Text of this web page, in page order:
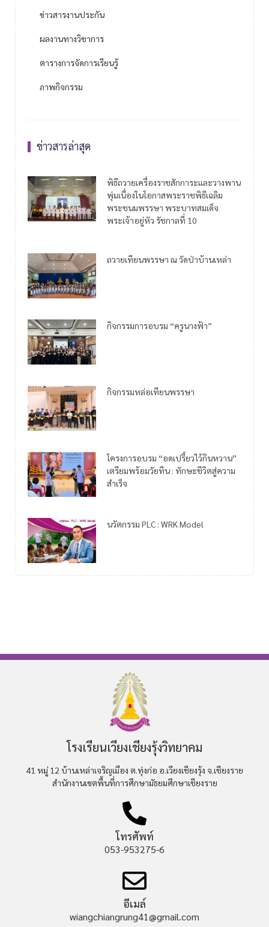
ข่าวสารงานประกัน
ผลงานทางวิชาการ
ตารางการจัดการเรียนรู้
ภาพกิจกรรม
ข่าวสารล่าสุด
พิธีถวายเครื่องราชสักการะและวางพาน
พุ่มเนื่องในโอกาสพระราชพิธีเฉลิม
พระชนมพรรษา พระบาทสมเด็จ
พระเจ้าอยู่หัว รัชกาลที่ 10
ถวายเทียนพรรษา ณ วัดป่าบ้านเหล่า
กิจกรรมการอบรม “ครูนางฟ้า”
กิจกรรมหล่อเทียนพรรษา
โครงการอบรม “อดเปรี้ยวไว้กินหวาน”
เตรียมพร้อมวัยทีน : ทักษะชีวิตสู่ความ
สำเร็จ
นวัตกรรม PLC : WRK Model
โรงเรียนเวียงเชียงรุ้งวิทยาคม
41 หมู่ 12 บ้านเหล่าเจริญเมือง ต.ทุ่งก่อ อ.เวียงเชียงรุ้ง จ.เชียงราย
สำนักงานเขตพื้นที่การศึกษามัธยมศึกษาเชียงราย
โทรศัพท์
053-953275-6
อีเมล์
wiangchiangrung41@gmail.com